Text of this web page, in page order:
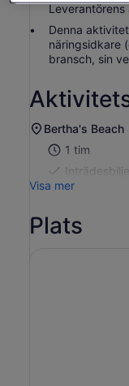
Denna
näringsidkare
bransch, sin
Bertha's Beach
1 tim
Visa mer
Plats